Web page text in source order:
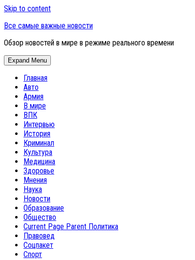
Skip to content
Все самые важные новости
Обзор новостей в мире в режиме реального времени
Expand Menu
Главная
Авто
Армия
В мире
ВПК
Интервью
История
Криминал
Культура
Медицина
Здоровье
Мнения
Наука
Новости
Образование
Общество
Current Page Parent Политика
Правовед
Соцпакет
Спорт